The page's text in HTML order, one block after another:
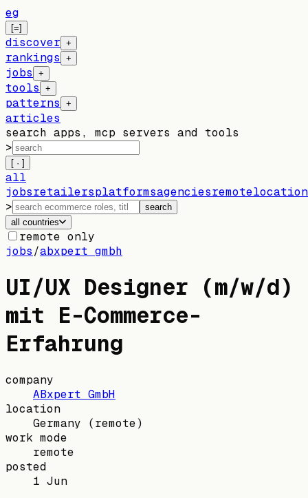
eg
[=]
discover +
rankings +
jobs +
tools +
patterns +
articles
search apps, mcp servers and tools
>
[ · ]
all
jobsretailersplatformsagenciesremote
>
search
all countries
remote only
jobs/abxpert gmbh
UI/UX Designer (m/w/d)
mit E-Commerce-
Erfahrung
company
ABxpert GmbH
location
Germany (remote)
work mode
remote
posted
1 Jun